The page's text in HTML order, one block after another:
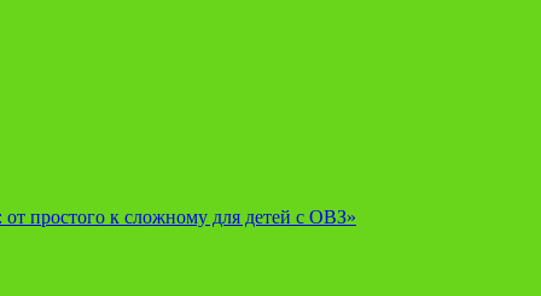
простого к сложному для детей с ОВЗ»